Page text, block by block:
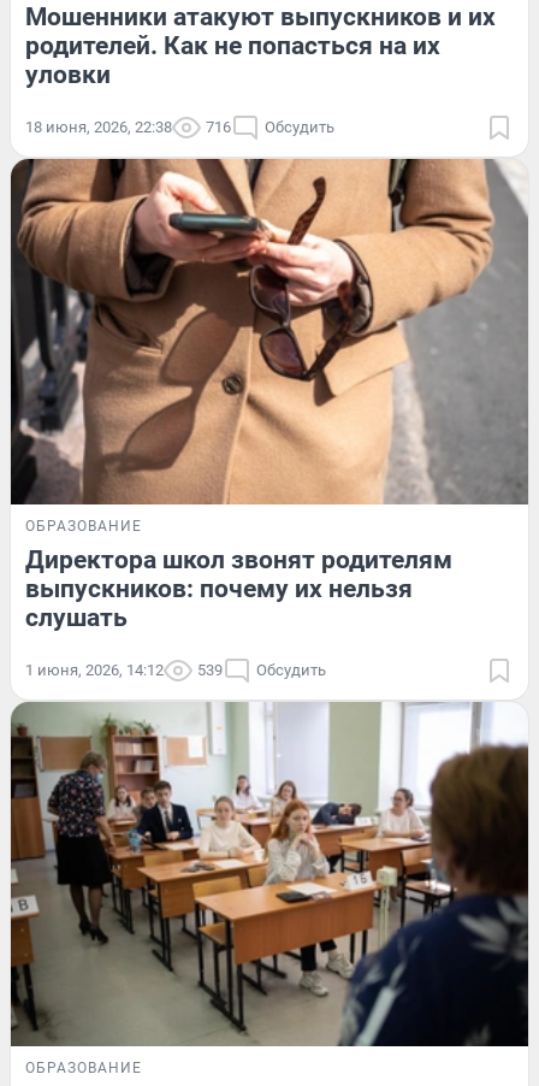
Мошенники атакуют выпускников и их
родителей. Как не попасться на их
уловки
18 июня, 2026, 22:38 716 Обсудить
ОБРАЗОВАНИЕ
Директора школ звонят родителям
выпускников: почему их нельзя
слушать
1 июня, 2026, 14:12 539 Обсудить
ОБРАЗОВАНИЕ